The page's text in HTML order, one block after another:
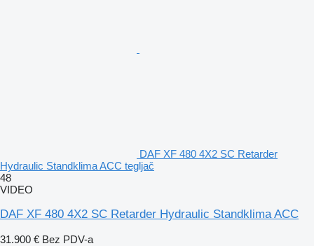
DAF XF 480 4X2 SC Retarder
Hydraulic Standklima ACC tegljač
48
VIDEO
DAF XF 480 4X2 SC Retarder Hydraulic Standklima ACC
31.900 € Bez PDV-a